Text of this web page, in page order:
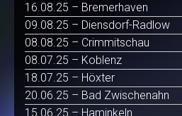
16.08.25 – Bremerhaven
09.08.25 – Diensdorf-Radlow
08.08.25 – Crimmitschau
08.07.25 – Koblenz
18.07.25 – Höxter
20.06.25 – Bad Zwischenahn
15.06.25 – Haminkeln